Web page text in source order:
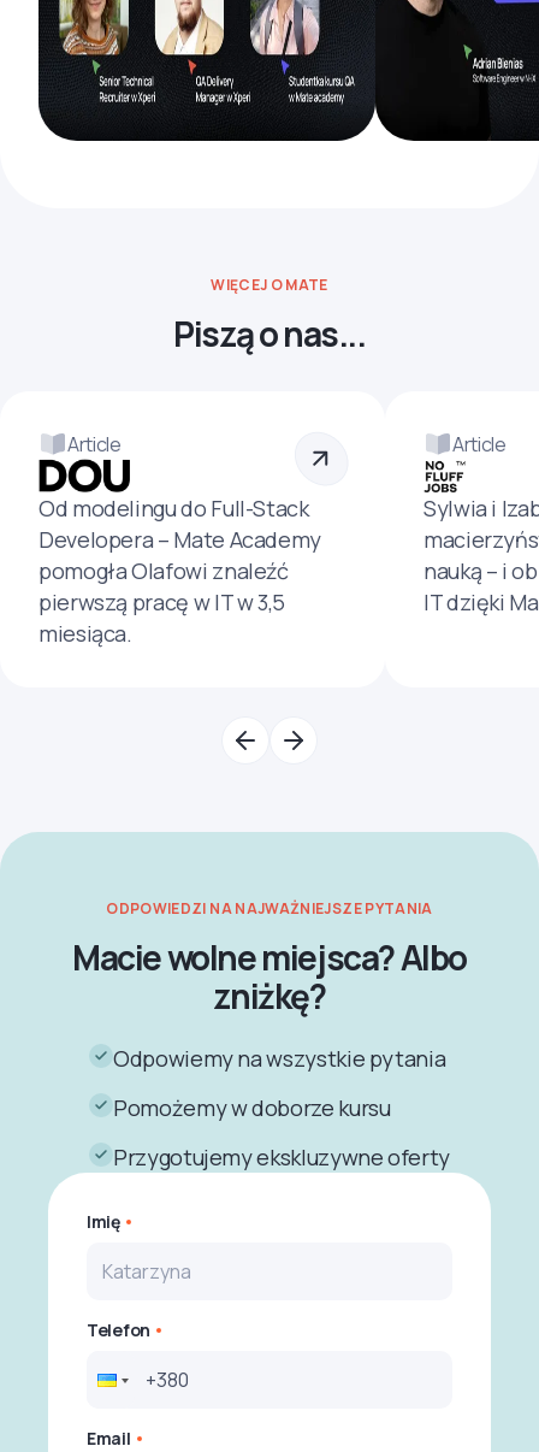
WIĘCEJ O MATE
Piszą o nas...
Article
Od modelingu do Full-Stack
Developera – Mate Academy
pomogła Olafowi znaleźć
pierwszą pracę w IT w 3,5
miesiąca.
Article
Sylwia i
nauką – i
IT dzięki
ODPOWIEDZI NA NAJWAŻNIEJSZE PYTANIA
Macie wolne miejsca? Albo
zniżkę?
Odpowiemy na wszystkie pytania
Pomożemy w doborze kursu
Przygotujemy ekskluzywne oferty
Imię
Telefon
Email